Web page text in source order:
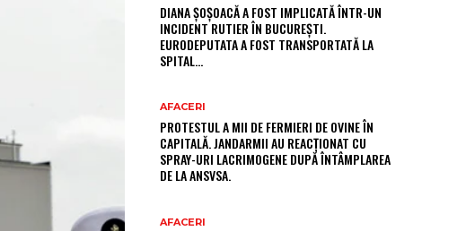
DIANA ȘOȘOACĂ A FOST IMPLICATĂ ÎNTR-UN
INCIDENT RUTIER ÎN BUCUREȘTI.
EURODEPUTATA A FOST TRANSPORTATĂ LA
SPITAL…
AFACERI
PROTESTUL A MII DE FERMIERI DE OVINE ÎN
CAPITALĂ. JANDARMII AU REACȚIONAT CU
SPRAY-URI LACRIMOGENE DUPĂ ÎNTÂMPLAREA
DE LA ANSVSA.
AFACERI